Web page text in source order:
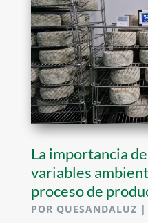
La importancia
variables
proceso de
POR QUESANDALUZ |